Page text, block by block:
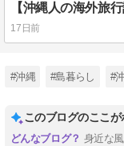
17日前
#沖縄 #島暮らし #
このブログのここが
身近な